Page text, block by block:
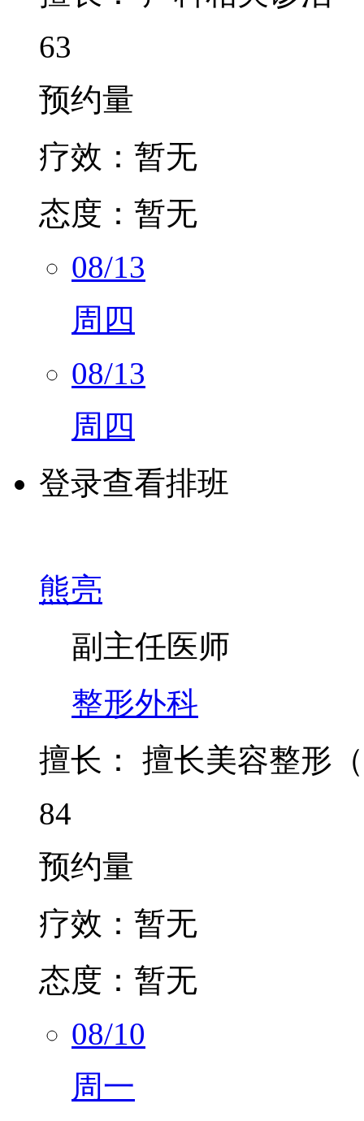
63
预约量
疗效： 暂无
态度： 暂无
08/13
周四
08/13
周四
登录查看排班
熊亮
副主任医师
整形外科
擅长：
擅长美容整形
84
预约量
疗效： 暂无
态度： 暂无
08/10
周一